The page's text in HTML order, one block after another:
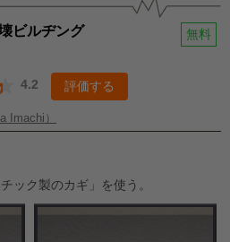
ビルヂング 無料
4.2 評価する
Imachi）
ック製のカギ」を使う。